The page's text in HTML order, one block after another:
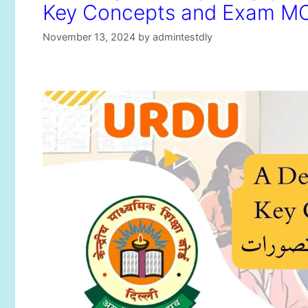
Key Concepts and Exam
November 13, 2024 by admintestdly